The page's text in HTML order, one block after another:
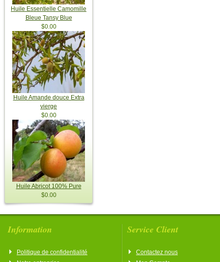
Huile Essentielle Camomille
Bleue Tansy Blue
$0.00
Huile Amande douce Extra
vierge
$0.00
Huile Abricot 100% Pure
$0.00
Information
Politique de confidentialité
Service Client
Contactez nous